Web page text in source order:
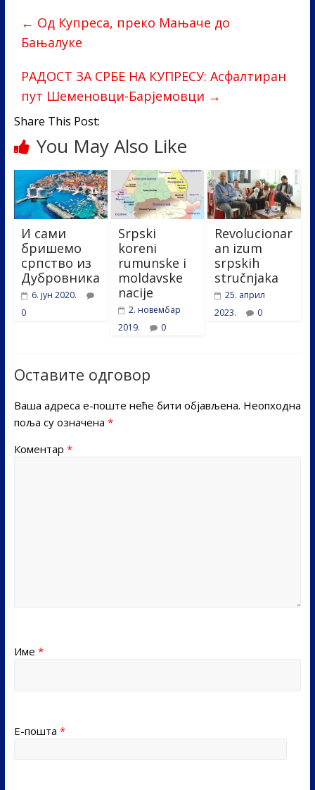
o
o
k
dI
← Од Купреса, преко Мањаче до
Бањалуке
РАДОСТ ЗА СРБЕ НА КУПРЕСУ: Асфалтиран
пут Шеменовци-Барјемовци →
Share This Post:
You May Also Like
И сами
бришемо
српство из
Дубровника
6. јун 2020.
0
Srpski
koreni
rumunske i
moldavske
nacije
2. новембар
2019.
0
Revolucionar
an izum
srpskih
stručnjaka
25. април
2023.
0
Оставите одговор
Ваша адреса е-поште неће бити објављена. Неопходна
поља су означена *
Коментар *
Име *
Е-пошта *